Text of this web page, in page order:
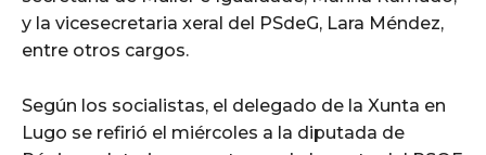
y la vicesecretaria xeral del PSdeG, Lara Méndez,
entre otros cargos.
Según los socialistas, el delegado de la Xunta en
Lugo se refirió el miércoles a la diputada de